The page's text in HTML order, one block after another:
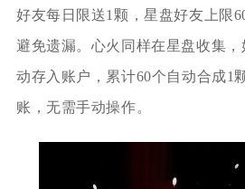
好友每日限送1颗，星盘好友上限
避免遗漏。心火同样在星盘收集
动存入账户，累计60个自动合成1
账，无需手动操作。